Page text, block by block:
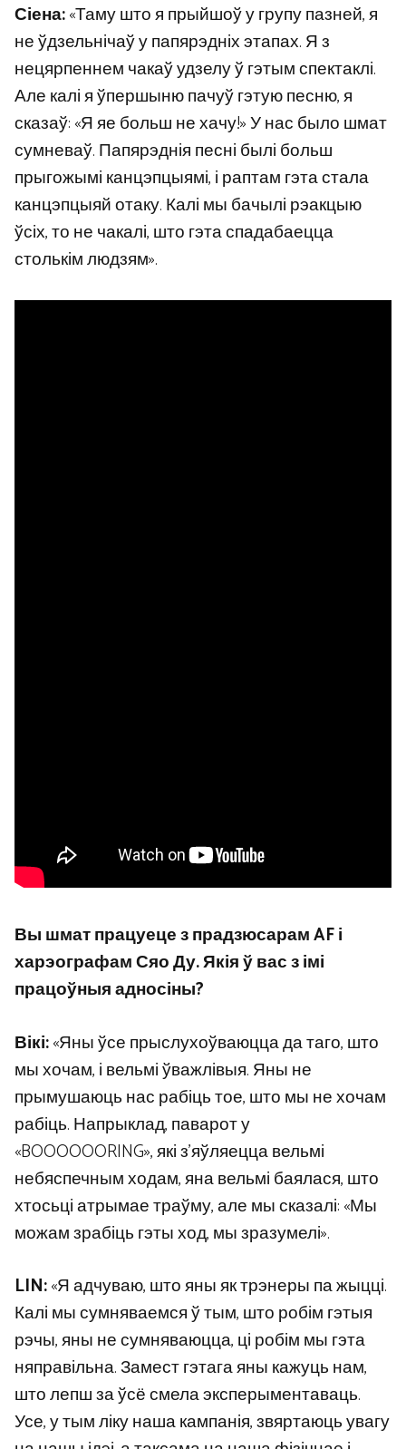
Сіена:«Таму што я прыйшоў у групу пазней, я
не ўдзельнічаў у папярэдніх этапах. Я з
нецярпеннем чакаў удзелу ў гэтым спектаклі.
Але калі я ўпершыню пачуў гэтую песню, я
сказаў: «Я яе больш не хачу!» У нас было шмат
сумневаў. Папярэднія песні былі больш
прыгожымі канцэпцыямі, і раптам гэта стала
канцэпцыяй отаку. Калі мы бачылі рэакцыю
ўсіх, то не чакалі, што гэта спадабаецца
столькім людзям».
Вы шмат працуеце з прадзюсарам AF і
харэографам Сяо Ду. Якія ў вас з імі
працоўныя адносіны?
Вікі:«Яны ўсе прыслухоўваюцца да таго, што
мы хочам, і вельмі ўважлівыя. Яны не
прымушаюць нас рабіць тое, што мы не хочам
рабіць. Напрыклад, паварот у
«BOOOOOORING», які з’яўляецца вельмі
небяспечным ходам, яна вельмі баялася, што
хтосьці атрымае траўму, але мы сказалі: «Мы
можам зрабіць гэты ход, мы зразумелі».
LIN:«Я адчуваю, што яны як трэнеры па жыцці.
Калі мы сумняваемся ў тым, што робім гэтыя
рэчы, яны не сумняваюцца, ці робім мы гэта
няправільна. Замест гэтага яны кажуць нам,
што лепш за ўсё смела эксперыментаваць.
Усе, у тым ліку наша кампанія, звяртаюць увагу